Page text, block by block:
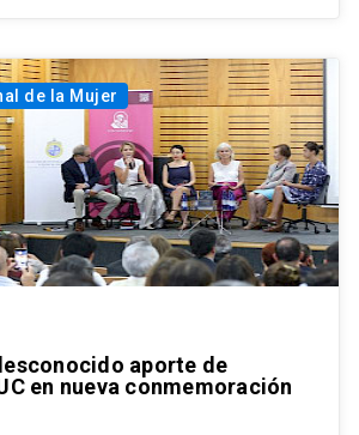
de la Mujer
aporte de
en nueva conmemoración